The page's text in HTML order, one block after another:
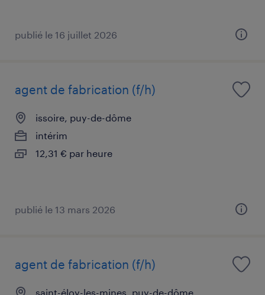
publié le 16 juillet 2026
agent de fabrication (f/h)
issoire, puy-de-dôme
intérim
12,31 € par heure
publié le 13 mars 2026
agent de fabrication (f/h)
saint-éloy-les-mines, puy-de-dôme